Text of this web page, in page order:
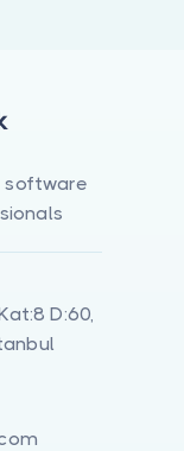
software
D:60,